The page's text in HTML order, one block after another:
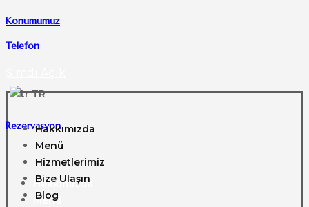
Konumumuz
Telefon
TR
Rezervasyon
Hakkımızda
Menü
Hakkımızda
Menü
Hizmetlerimiz
Bize Ulaşın
Blog